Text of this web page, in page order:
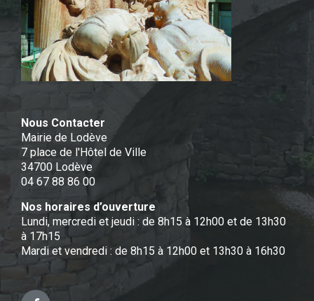
Nous Contacter
Mairie de Lodève
7 place de l'Hôtel de Ville
34700 Lodève
04 67 88 86 00
Nos horaires d’ouverture
Lundi, mercredi et jeudi : de 8h15 à 12h00 et de 13h30
à 17h15
Mardi et vendredi : de 8h15 à 12h00 et 13h30 à 16h30